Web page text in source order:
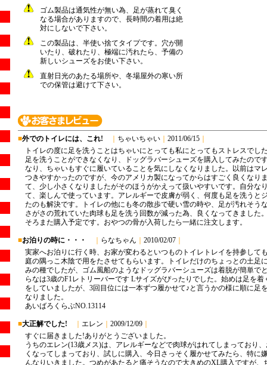
ゴム製品は通気性が無い為、足が蒸れて臭く
なる場合がありますので、長時間の着用は絶
対にしないで下さい。
この製品は、半使い捨てタイプです。穴が開
いたり、破れたり、極端に汚れたら、予備の
新しいシューズをお使い下さい。
直射日光のあたる場所や、冬場屋外の寒い所
での保管は避けて下さい。